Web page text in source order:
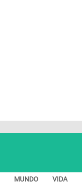
MUNDO VIDA